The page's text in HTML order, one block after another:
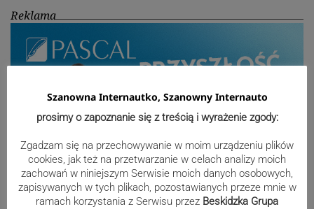
Reklama
Szanowna Internautko, Szanowny Internauto
prosimy o zapoznanie się z treścią i wyrażenie zgody:
Zgadzam się na przechowywanie w moim urządzeniu plików
cookies, jak też na przetwarzanie w celach analizy moich
zachowań w niniejszym Serwisie moich danych osobowych,
zapisywanych w tych plikach, pozostawianych przeze mnie w
ramach korzystania z Serwisu przez Beskidzka Grupa